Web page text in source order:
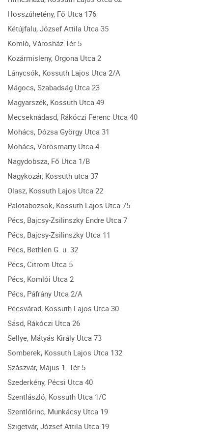
Hosszúhetény, Fő Utca 176
Kétújfalu, József Attila Utca 35
Komló, Városház Tér 5
Kozármisleny, Orgona Utca 2
Lánycsók, Kossuth Lajos Utca 2/A
Mágocs, Szabadság Utca 23
Magyarszék, Kossuth Utca 49
Mecseknádasd, Rákóczi Ferenc Utca 40
Mohács, Dózsa György Utca 31
Mohács, Vörösmarty Utca 4
Nagydobsza, Fő Utca 1/B
Nagykozár, Kossuth utca 37
Olasz, Kossuth Lajos Utca 22
Palotabozsok, Kossuth Lajos Utca 75
Pécs, Bajcsy-Zsilinszky Endre Utca 7
Pécs, Bajcsy-Zsilinszky Utca 11
Pécs, Bethlen G. u. 32
Pécs, Citrom Utca 5
Pécs, Komlói Utca 2
Pécs, Páfrány Utca 2/A
Pécsvárad, Kossuth Lajos Utca 30
Sásd, Rákóczi Utca 26
Sellye, Mátyás Király Utca 73
Somberek, Kossuth Lajos Utca 132
Szászvár, Május 1. Tér 5
Szederkény, Pécsi Utca 40
Szentlászló, Kossuth Utca 1/C
Szentlőrinc, Munkácsy Utca 19
Szigetvár, József Attila Utca 19